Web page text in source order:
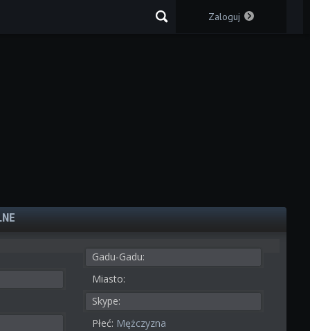
Zaloguj
Gadu-Gadu:
Miasto:
Skype:
Płeć: Mężczyzna